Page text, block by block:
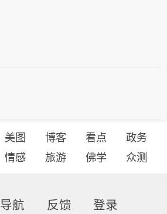
美图 博客 看点
政务
情感 旅游 佛学 众测
导航 反馈 登录